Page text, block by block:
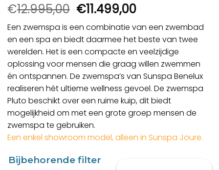
€12.995,00 Le
initial
était :
€12.995,00.
€11.499,00Le
actuel
est :
€11.499,00.
Een zwemspa is een combinatie van een zwembad
en een spa en biedt daarmee het beste van twee
werelden. Het is een compacte en veelzijdige
oplossing voor mensen die graag willen zwemmen
én ontspannen. De zwemspa’s van Sunspa Benelux
realiseren hét ultieme wellness gevoel. De zwemspa
Pluto beschikt over een ruime kuip, dit biedt
mogelijkheid om met een grote groep mensen de
zwemspa te gebruiken.
Een enkel showroom model, alleen in Sunspa Joure.
Bijbehorende filter